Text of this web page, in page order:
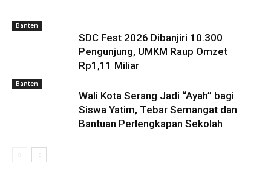
Banten
SDC Fest 2026 Dibanjiri 10.300
Pengunjung, UMKM Raup Omzet
Rp1,11 Miliar
Banten
Wali Kota Serang Jadi “Ayah” bagi
Siswa Yatim, Tebar Semangat dan
Bantuan Perlengkapan Sekolah